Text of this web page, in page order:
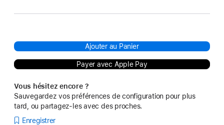
Ajouter au Panier
Payer avec Apple Pay
Vous hésitez encore ?
Sauvegardez vos préférences de configuration pour plus
tard, ou partagez-les avec des proches.
Enregistrer